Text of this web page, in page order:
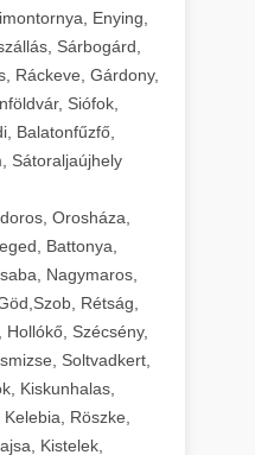
Enying,
Sárbogárd,
Ráckeve, Gárdony,
Siófok,
Balatonfűzfő,
Sátoraljaújhely
Orosháza,
Battonya,
Nagymaros,
Rétság,
Szécsény,
Soltvadkert,
Kiskunhalas,
Röszke,
Kistelek,